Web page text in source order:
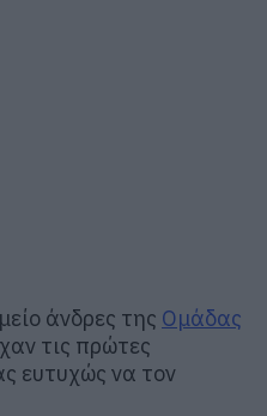
άνδρες της Ομάδας
τις πρώτες
ευτυχώς να τον